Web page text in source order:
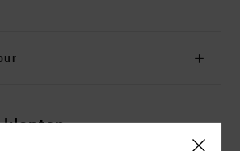
klanten